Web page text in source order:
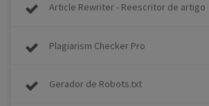
Article Rewriter - Reescritor de artigo
Plagiarism Checker Pro
Gerador de Robots.txt